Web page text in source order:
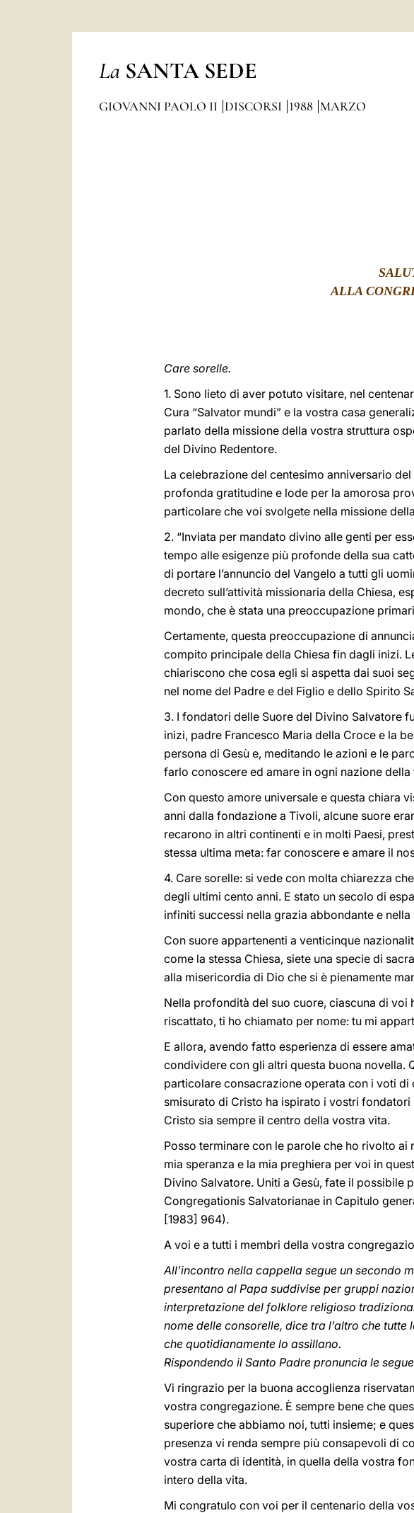
La SANTA SEDE
GIOVANNI PAOLO II DISCORSI 1988 MARZO
ALLA
Care sorelle.
1. Sono lieto di aver potuto visitare, nel
Cura “Salvator mundi” e la vostra casa
parlato della missione della vostra struttura
del Divino Redentore.
La celebrazione del centesimo anniversario
profonda gratitudine e lode per la amorosa
particolare che voi svolgete nella missione
2. “Inviata per mandato divino alle genti per
tempo alle esigenze più profonde della sua
di portare l’annuncio del Vangelo a tutti gli
decreto sull’attività missionaria della Chiesa,
mondo, che è stata una preoccupazione
Certamente, questa preoccupazione di
compito principale della Chiesa fin dagli inizi.
chiariscono che cosa egli si aspetta dai suoi
nel nome del Padre e del Figlio e dello Spirito
3. I fondatori delle Suore del Divino Salvatore
inizi, padre Francesco Maria della Croce e la
persona di Gesù e, meditando le azioni e le
farlo conoscere ed amare in ogni nazione della
Con questo amore universale e questa chiara
anni dalla fondazione a Tivoli, alcune suore
recarono in altri continenti e in molti Paesi,
stessa ultima meta: far conoscere e amare il
4. Care sorelle: si vede con molta chiarezza
degli ultimi cento anni. E stato un secolo di
infiniti successi nella grazia abbondante e
Con suore appartenenti a venticinque
come la stessa Chiesa, siete una specie di
alla misericordia di Dio che si è pienamente
Nella profondità del suo cuore, ciascuna di voi
riscattato, ti ho chiamato per nome: tu mi
E allora, avendo fatto esperienza di essere
condividere con gli altri questa buona novella.
particolare consacrazione operata con i voti di
smisurato di Cristo ha ispirato i vostri fondatori
Cristo sia sempre il centro della vostra vita.
Posso terminare con le parole che ho rivolto
mia speranza e la mia preghiera per voi in
Divino Salvatore. Uniti a Gesù, fate il possibile
Congregationis Salvatorianae in Capitulo
[1983] 964).
A voi e a tutti i membri della vostra
All’incontro nella cappella segue un secondo
presentano al Papa suddivise per gruppi
interpretazione del folklore religioso
nome delle consorelle, dice tra l’altro che
che quotidianamente lo assillano.
Rispondendo il Santo Padre pronuncia le
Vi ringrazio per la buona accoglienza
vostra congregazione. È sempre bene che
superiore che abbiamo noi, tutti insieme; e
presenza vi renda sempre più consapevoli di
vostra carta di identità, in quella della vostra
intero della vita.
Mi congratulo con voi per il centenario della